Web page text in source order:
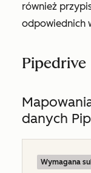
również
odpowiednich
Pipedrive
danych
Wymagana